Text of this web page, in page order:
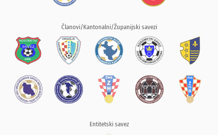
Članovi/Kantonalni/Županijski savezi
Entitetski savez